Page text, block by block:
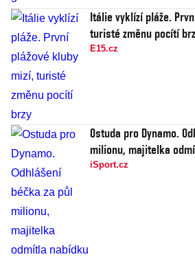
Itálie vyklízí pláže.
turisté změnu pocítí
E15.cz
Ostuda pro Dynamo.
milionu, majitelka
iSport.cz